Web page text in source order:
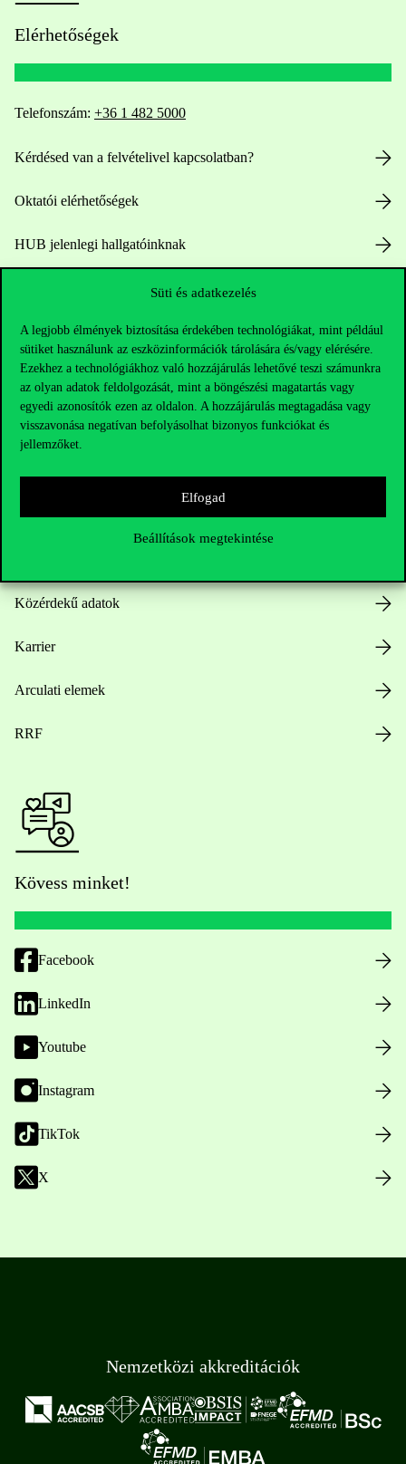
Süti és adatkezelés
A legjobb élmények biztosítása érdekében technológiákat, mint például
sütiket használunk az eszközinformációk tárolására és/vagy elérésére.
Ezekhez a technológiákhoz való hozzájárulás lehetővé teszi számunkra
az olyan adatok feldolgozását, mint a böngészési magatartás vagy
egyedi azonosítók ezen az oldalon. A hozzájárulás megtagadása vagy
visszavonása negatívan befolyásolhat bizonyos funkciókat és
jellemzőket.
Elfogad
Beállítások megtekintése
Elérhetőségek
Telefonszám: +36 1 482 5000
Kérdésed van a felvételivel kapcsolatban?
Oktatói elérhetőségek
HUB jelenlegi hallgatóinknak
press@uni-corvinus.hu
Hasznos linkek
Nyitvatartás
Közérdekű adatok
Karrier
Arculati elemek
RRF
Kövess minket!
Facebook
LinkedIn
Youtube
Instagram
TikTok
X
Nemzetközi akkreditációk